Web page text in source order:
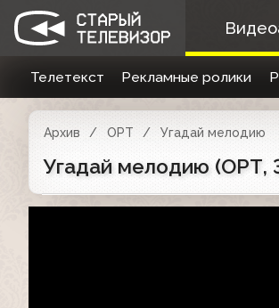
Телетекст Рекламные ролики
Архив ОРТ Угадай мелодию
Угадай мелодию (ОРТ,